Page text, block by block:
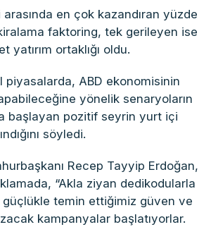
en çok kazandıran yüzde
faktoring, tek gerileyen ise
yatırım ortaklığı oldu.
piyasalarda, ABD ekonomisinin
yönelik senaryoların
başlayan pozitif seyrin yurt içi
söyledi.
Recep Tayyip Erdoğan,
“Akla ziyan dedikodularla
temin ettiğimiz güven ve
kampanyalar başlatıyorlar.